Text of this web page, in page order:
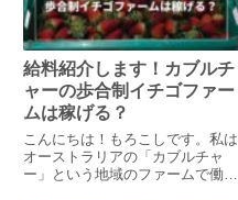
給料紹介します！カブルチ
ャーの歩合制イチゴファー
ムは稼げる？
こんにちは！もろこしです。私は
オーストラリアの「カブルチャ
ー」という地域のファームで働い